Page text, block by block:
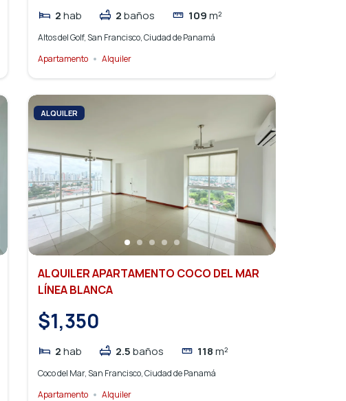
2 hab 2 baños 109 m²
Altos del Golf, San Francisco, Ciudad de Panamá
Apartamento
Alquiler
ALQUILER
ALQUILER APARTAMENTO COCO DEL MAR
LÍNEA BLANCA
$1,350
2 hab 2.5 baños 118 m²
Coco del Mar, San Francisco, Ciudad de Panamá
Apartamento
Alquiler